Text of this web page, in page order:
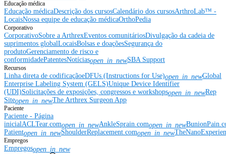
Educação médica
Educação médicaDescrição dos cursosCalendário dos cursosArthroLab™ -
LocaisNossa equipe de educação médicaOrthoPedia
Corporativo
CorporativoSobre a ArthrexEventos comunitáriosDivulgação da cadeia de
suprimentos globalLocaisBolsas e doaçõesSegurança do
produtoGerenciamento de risco e
conformidadePatentesNotíciasopen_in_newSBA Support
Recursos
Linha direta de codificaçãoeDFUs (Instructions for Use)open_in_newGlobal
Enterprise Labeling System (GELS)Unique Device Identifier
(UDI)Solicitações de exposições, congressos e workshopsopen_in_newRep
Siteopen_in_newThe Arthrex Surgeon App
Paciente
Paciente - Página
inicialACLTear.comopen_in_newAnkleSprain.comopen_in_new
Patientopen_in_newShoulderReplacement.comopen_in_new
Empregos
Empregosopen_in_new